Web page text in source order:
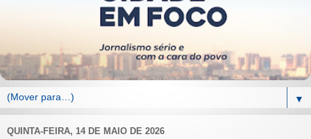
▼
QUINTA-FEIRA, 14 DE MAIO DE 2026